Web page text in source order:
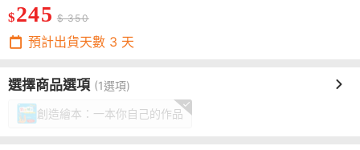
$245 $ 350
預計出貨天數 3 天
選擇商品選項 (1選項)
創造繪本：一本你自己的作品